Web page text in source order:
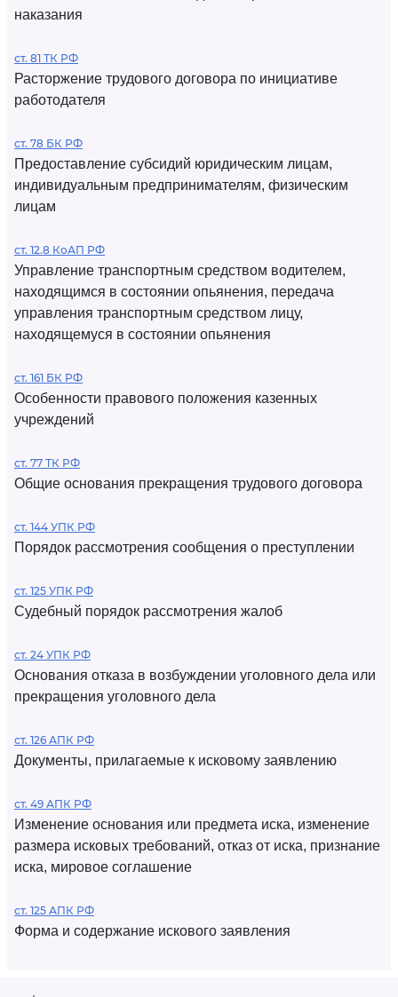
наказания
ст. 81 ТК РФ
Расторжение трудового договора по инициативе
работодателя
ст. 78 БК РФ
Предоставление субсидий юридическим лицам,
индивидуальным предпринимателям, физическим
лицам
ст. 12.8 КоАП РФ
Управление транспортным средством водителем,
находящимся в состоянии опьянения, передача
управления транспортным средством лицу,
находящемуся в состоянии опьянения
ст. 161 БК РФ
Особенности правового положения казенных
учреждений
ст. 77 ТК РФ
Общие основания прекращения трудового договора
ст. 144 УПК РФ
Порядок рассмотрения сообщения о преступлении
ст. 125 УПК РФ
Судебный порядок рассмотрения жалоб
ст. 24 УПК РФ
Основания отказа в возбуждении уголовного дела или
прекращения уголовного дела
ст. 126 АПК РФ
Документы, прилагаемые к исковому заявлению
ст. 49 АПК РФ
Изменение основания или предмета иска, изменение
размера исковых требований, отказ от иска, признание
иска, мировое соглашение
ст. 125 АПК РФ
Форма и содержание искового заявления